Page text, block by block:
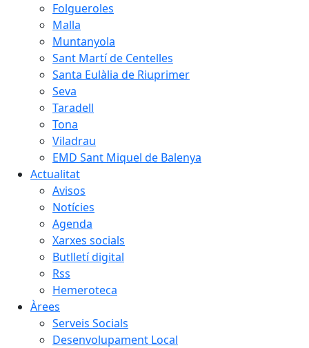
Folgueroles
Malla
Muntanyola
Sant Martí de Centelles
Santa Eulàlia de Riuprimer
Seva
Taradell
Tona
Viladrau
EMD Sant Miquel de Balenya
Actualitat
Avisos
Notícies
Agenda
Xarxes socials
Butlletí digital
Rss
Hemeroteca
Àrees
Serveis Socials
Desenvolupament Local